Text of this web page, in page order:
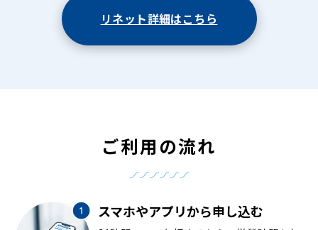
リネット詳細はこちら
ご利用の流れ
スマホやアプリから申し込む